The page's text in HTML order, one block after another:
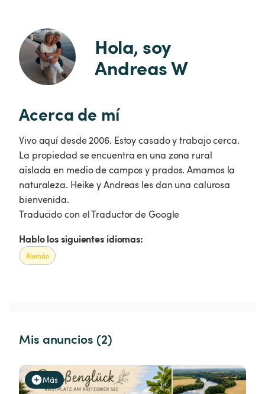
Hola, soy
Andreas W
Acerca de mí
Vivo aquí desde 2006. Estoy casado y trabajo cerca.
La propiedad se encuentra en una zona rural
aislada en medio de campos y prados. Amamos la
naturaleza. Heike y Andreas les dan una calurosa
bienvenida.
Traducido con el Traductor de Google
Hablo los siguientes idiomas:
Alemán
Mis anuncios (2)
Más